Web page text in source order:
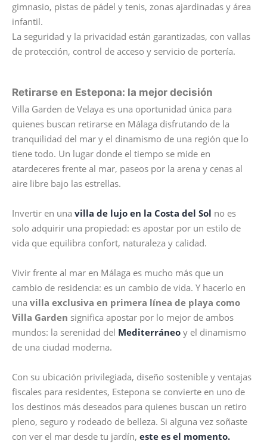
gimnasio, pistas de pádel y tenis, zonas ajardinadas y área
infantil.
La seguridad y la privacidad están garantizadas, con vallas
de protección, control de acceso y servicio de portería.
Retirarse en Estepona: la mejor decisión
Villa Garden de Velaya es una oportunidad única para
quienes buscan retirarse en Málaga disfrutando de la
tranquilidad del mar y el dinamismo de una región que lo
tiene todo. Un lugar donde el tiempo se mide en
atardeceres frente al mar, paseos por la arena y cenas al
aire libre bajo las estrellas.
Invertir en una villa de lujo en la Costa del Sol no es
solo adquirir una propiedad: es apostar por un estilo de
vida que equilibra confort, naturaleza y calidad.
Vivir frente al mar en Málaga es mucho más que un
cambio de residencia: es un cambio de vida. Y hacerlo en
una villa exclusiva en primera línea de playa como
Villa Garden significa apostar por lo mejor de ambos
mundos: la serenidad del Mediterráneo y el dinamismo
de una ciudad moderna.
Con su ubicación privilegiada, diseño sostenible y ventajas
fiscales para residentes, Estepona se convierte en uno de
los destinos más deseados para quienes buscan un retiro
pleno, seguro y rodeado de belleza. Si alguna vez soñaste
con ver el mar desde tu jardín, este es el momento.